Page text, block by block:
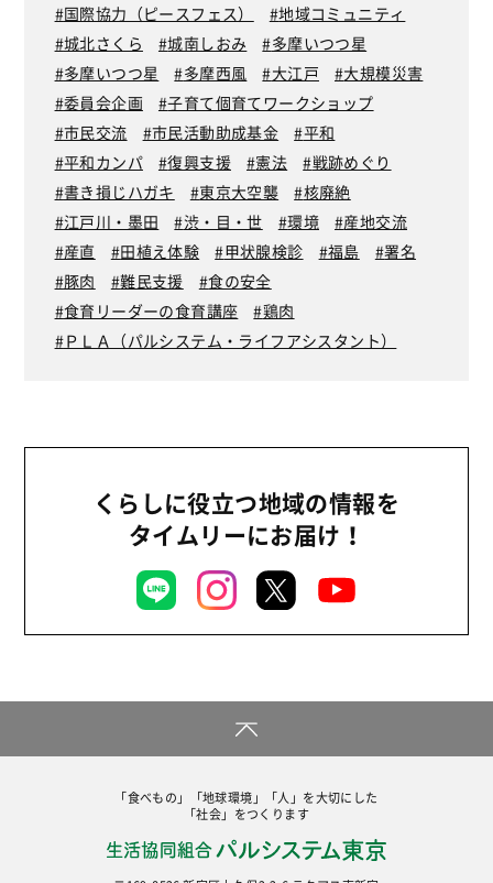
国際協力（ピースフェス）
地域コミュニティ
城北さくら
城南しおみ
多摩いつつ星
多摩いつつ星
多摩西風 大江戸
大規模災害
委員会企画
子育て個育てワークショップ
市民交流
市民活動助成基金
平和
平和カンパ
復興支援 憲法
戦跡めぐり
書き損じハガキ
東京大空襲
核廃絶
江戸川・墨田
渋・目・世 環境
産地交流
産直
田植え体験 甲状腺検診 福島
署名
豚肉
難民支援
食の安全
食育リーダーの食育講座
鶏肉
ＰＬＡ（パルシステム・ライフアシスタント）
くらしに役立つ地域の情報を
タイムリーにお届け！
「食べもの」「地球環境」「人」を大切にした
「社会」をつくります